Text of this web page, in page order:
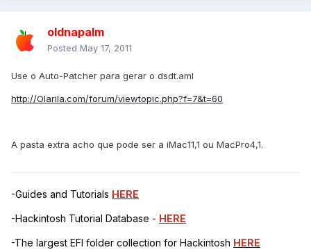
oldnapalm
Posted May 17, 2011
Use o Auto-Patcher para gerar o dsdt.aml
http://Olarila.com/forum/viewtopic.php?f=7&t=60
A pasta extra acho que pode ser a iMac11,1 ou MacPro4,1.
-Guides and Tutorials HERE
-Hackintosh Tutorial Database - HERE
-The largest EFI folder collection for Hackintosh HERE